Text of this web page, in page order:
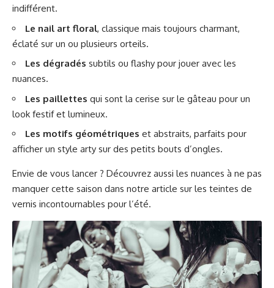
indifférent.
Le nail art floral, classique mais toujours charmant,
éclaté sur un ou plusieurs orteils.
Les dégradés subtils ou flashy pour jouer avec les
nuances.
Les paillettes qui sont la cerise sur le gâteau pour un
look festif et lumineux.
Les motifs géométriques et abstraits, parfaits pour
afficher un style arty sur des petits bouts d’ongles.
Envie de vous lancer ? Découvrez aussi les nuances à ne pas
manquer cette saison dans notre article sur les teintes de
vernis incontournables pour l’été.